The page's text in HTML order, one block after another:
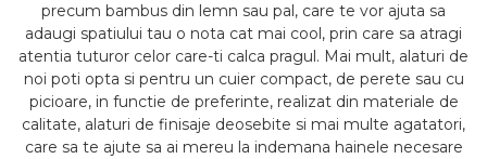
precum bambus din lemn sau pal, care te vor ajuta sa
adaugi spatiului tau o nota cat mai cool, prin care sa atragi
atentia tuturor celor care-ti calca pragul. Mai mult, alaturi de
noi poti opta si pentru un cuier compact, de perete sau cu
picioare, in functie de preferinte, realizat din materiale de
calitate, alaturi de finisaje deosebite si mai multe agatatori,
care sa te ajute sa ai mereu la indemana hainele necesare